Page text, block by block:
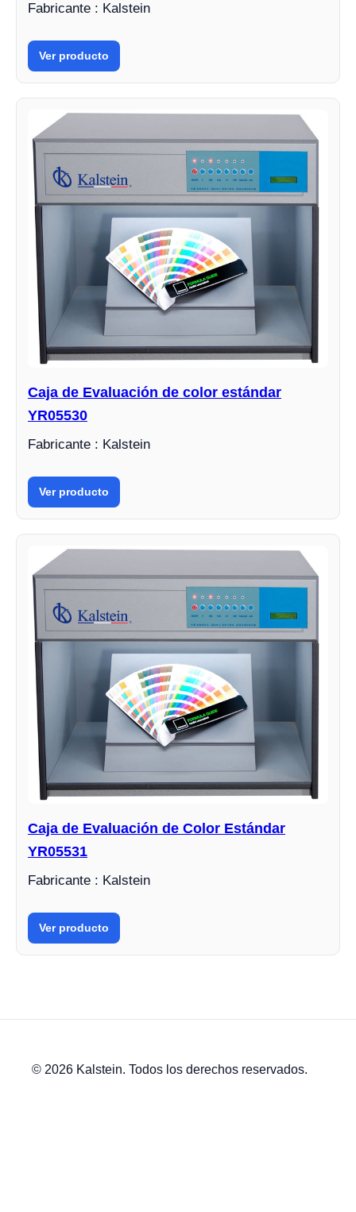
Fabricante : Kalstein
Ver producto
Caja de Evaluación de color estándar
YR05530
Fabricante : Kalstein
Ver producto
Caja de Evaluación de Color Estándar
YR05531
Fabricante : Kalstein
Ver producto
© 2026 Kalstein. Todos los derechos reservados.